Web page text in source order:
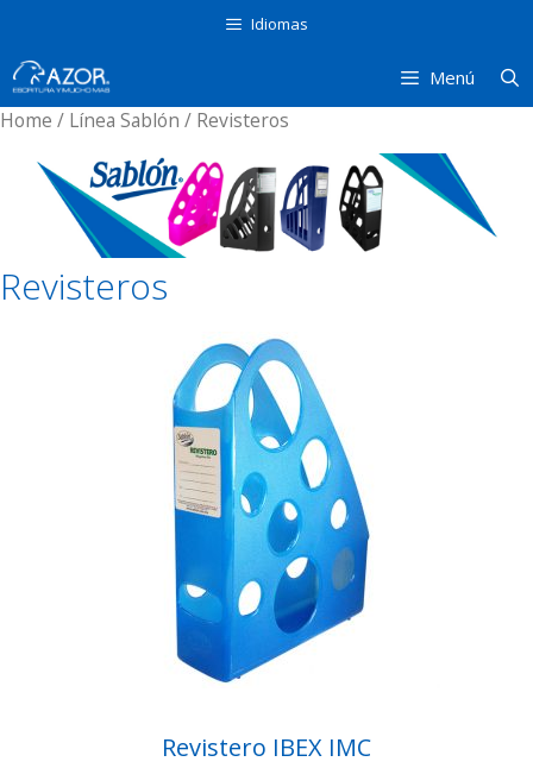
contenido
Idiomas
Menú
Home / Línea Sablón / Revisteros
Revisteros
Revistero IBEX IMC